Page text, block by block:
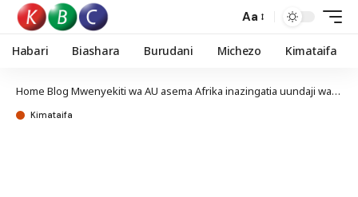
Aa
Habari Biashara Burudani Michezo Kimataifa
Home Blog Mwenyekiti wa AU asema Afrika inazingatia uundaji wa nafasi za ajira
Kimataifa